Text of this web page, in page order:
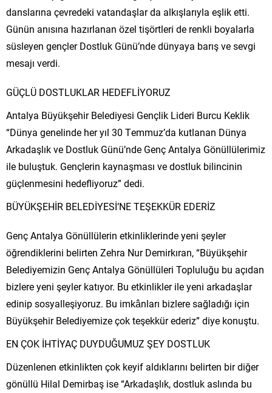
danslarına çevredeki vatandaşlar da alkışlarıyla eşlik etti.
Günün anısına hazırlanan özel tişörtleri de renkli boyalarla
süsleyen gençler Dostluk Günü’nde dünyaya barış ve sevgi
mesajı verdi.
GÜÇLÜ DOSTLUKLAR HEDEFLİYORUZ
Antalya Büyükşehir Belediyesi Gençlik Lideri Burcu Keklik
“Dünya genelinde her yıl 30 Temmuz’da kutlanan Dünya
Arkadaşlık ve Dostluk Günü’nde Genç Antalya Gönüllülerimiz
ile buluştuk. Gençlerin kaynaşması ve dostluk bilincinin
güçlenmesini hedefliyoruz” dedi.
BÜYÜKŞEHİR BELEDİYESİ’NE TEŞEKKÜR EDERİZ
Genç Antalya Gönüllülerin etkinliklerinde yeni şeyler
öğrendiklerini belirten Zehra Nur Demirkıran, “Büyükşehir
Belediyemizin Genç Antalya Gönüllüleri Topluluğu bu açıdan
bizlere yeni şeyler katıyor. Bu etkinlikler ile yeni arkadaşlar
edinip sosyalleşiyoruz. Bu imkânları bizlere sağladığı için
Büyükşehir Belediyemize çok teşekkür ederiz” diye konuştu.
EN ÇOK İHTİYAÇ DUYDUĞUMUZ ŞEY DOSTLUK
Düzenlenen etkinlikten çok keyif aldıklarını belirten bir diğer
gönüllü Hilal Demirbaş ise “Arkadaşlık, dostluk aslında bu